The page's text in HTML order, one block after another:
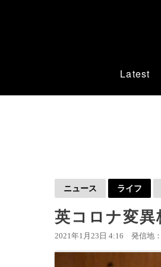
Latest
ニュース ライフ
英コロナ変
2021年1月23日 4:16 発信地